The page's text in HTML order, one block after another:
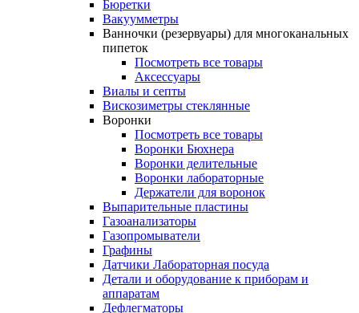
Бюретки
Вакуумметры
Ванночки (резервуары) для многоканальных
пипеток
Посмотреть все товары
Аксессуары
Виалы и септы
Вискозиметры стеклянные
Воронки
Посмотреть все товары
Воронки Бюхнера
Воронки делительные
Воронки лабораторные
Держатели для воронок
Выпарительные пластины
Газоанализаторы
Газопромыватели
Графины
Датчики Лабораторная посуда
Детали и оборудование к приборам и
аппаратам
Дефлегматоры